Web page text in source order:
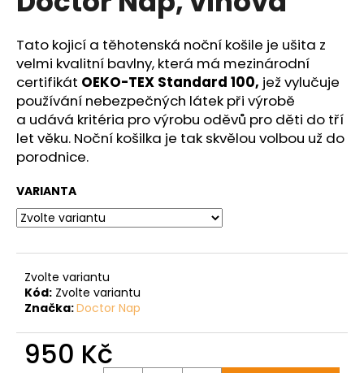
hvězdiček.
Tato kojicí a těhotenská noční košile je ušita z
velmi kvalitní bavlny, která má mezinárodní
certifikát OEKO-TEX Standard 100, jež vylučuje
používání nebezpečných látek při výrobě
a udává kritéria pro výrobu oděvů pro děti do tří
let věku. Noční košilka je tak skvělou volbou už do
porodnice.
VARIANTA
Zvolte variantu
Kód: Zvolte variantu
Značka:Doctor Nap
950 Kč
j
e
m
e